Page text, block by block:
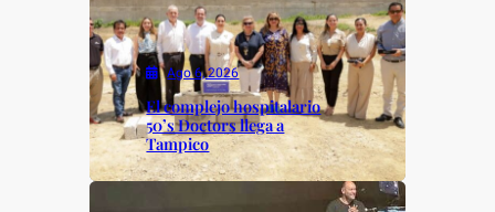
Ago 6, 2026
El complejo hospitalario
50’s Doctors llega a
Tampico